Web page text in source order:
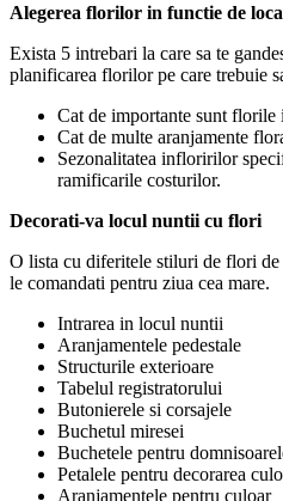
Alegerea florilor in functie de
Exista 5 intrebari la care sa te
planificarea florilor pe care trebuie
Cat de importante sunt
Cat de multe aranjamente
Sezonalitatea infloririlor
ramificarile costurilor.
Decorati-va locul nuntii cu flori
O lista cu diferitele stiluri de flori de
le comandati pentru ziua cea mare.
Intrarea in locul nuntii
Aranjamentele pedestale
Structurile exterioare
Tabelul registratorului
Butonierele si corsajele
Buchetul miresei
Buchetele pentru
Petalele pentru decorarea
Aranjamentele pentru culoar